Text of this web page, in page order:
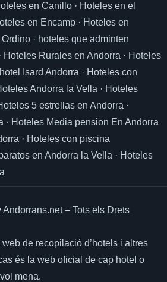
en Canillo · Hoteles en el
en Encamp · Hoteles en
Ordino · hoteles que adminten
· Hoteles Rurales en Andorra · Hoteles
hotel Isard Andorra · Hoteles con
Andorra la Vella · Hoteles
5 estrellas en Andorra ·
· Hoteles Media pension En Andorra
· Hoteles con piscina
en Andorra la Vella · Hoteles
– Tots els Drets
de recopilació d’hotels i altres
és la web oficial de cap hotel o
mena.